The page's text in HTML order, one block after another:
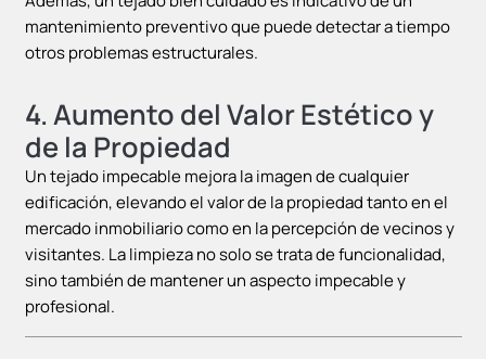
mantenimiento preventivo que puede detectar a tiempo
otros problemas estructurales.
4. Aumento del Valor Estético y
de la Propiedad
Un tejado impecable mejora la imagen de cualquier
edificación, elevando el valor de la propiedad tanto en el
mercado inmobiliario como en la percepción de vecinos y
visitantes. La limpieza no solo se trata de funcionalidad,
sino también de mantener un aspecto impecable y
profesional.